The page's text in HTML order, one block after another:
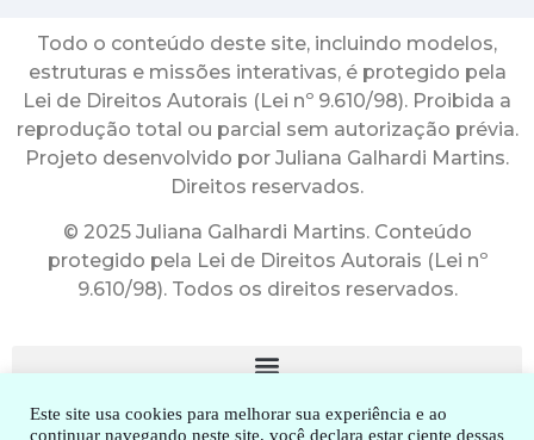
Todo o conteúdo deste site, incluindo modelos,
estruturas e missões interativas, é protegido pela
Lei de Direitos Autorais (Lei nº 9.610/98). Proibida a
reprodução total ou parcial sem autorização prévia.
Projeto desenvolvido por Juliana Galhardi Martins.
Direitos reservados.
© 2025 Juliana Galhardi Martins. Conteúdo
protegido pela Lei de Direitos Autorais (Lei nº
9.610/98). Todos os direitos reservados.
Este site usa cookies para melhorar sua experiência e ao
continuar navegando neste site, você declara estar ciente dessas